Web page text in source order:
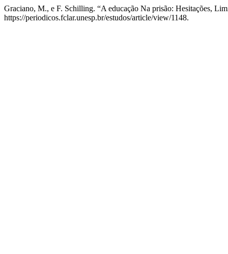
Graciano, M., e F. Schilling. “A educação Na prisão: Hesitações,
https://periodicos.fclar.unesp.br/estudos/article/view/1148.